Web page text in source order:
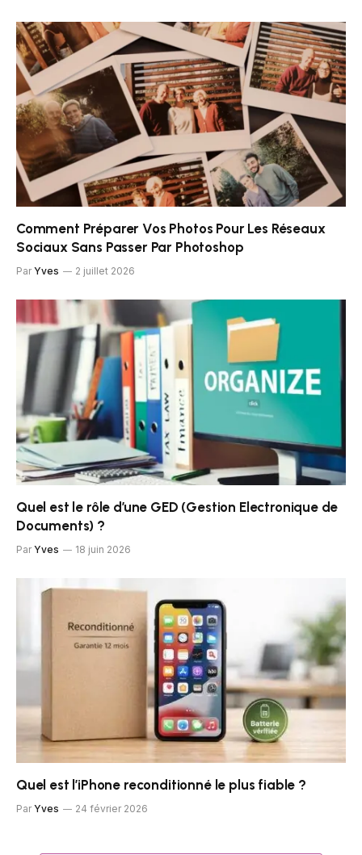
Comment Préparer Vos Photos Pour Les Réseaux
Sociaux Sans Passer Par Photoshop
Par Yves 2 juillet 2026
Quel est le rôle d’une GED (Gestion Electronique de
Documents) ?
Par Yves 18 juin 2026
Quel est l’iPhone reconditionné le plus fiable ?
Par Yves 24 février 2026